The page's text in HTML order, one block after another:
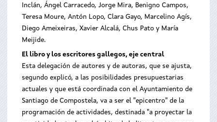
Inclán, Ángel Carracedo, Jorge Mira, Benigno Campos,
Teresa Moure, Antón Lopo, Clara Gayo, Marcelino Agís,
Diego Ameixeiras, Xavier Alcalá, Chus Pato y María
Meijide.
El libro y los escritores gallegos, eje central
Esta delegación de autores y de autoras, que se ajusta,
segundo explicó, a las posibilidades presupuestarias
actuales y que está coordinada con el Ayuntamiento de
Santiago de Compostela, va a ser el "epicentro" de la
programación de actividades, destinada "a proyectar la